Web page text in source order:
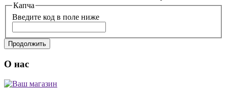
Капча
Введите код в поле ниже
Продолжить
О нас